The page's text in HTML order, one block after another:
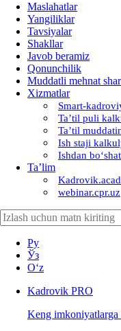
Maslahatlar
Yangiliklar
Tavsiyalar
Shakllar
Javob beramiz
Qonunchilik
Muddatli mehnat
Xizmatlar
Smart-
Ta’til puli
Ta’til
Ish staji
Ishdan
Ta’lim
webinar.cpr.uz
Ру
Ўз
Oʻz
Kadrovik PRO
Keng imkoniyatlarga